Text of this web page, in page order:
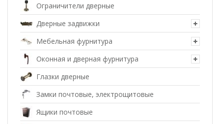
Ограничители дверные
Дверные задвижки
Мебельная фурнитура
Оконная и дверная фурнитура
Глазки дверные
Замки почтовые, электрощитовые
Ящики почтовые